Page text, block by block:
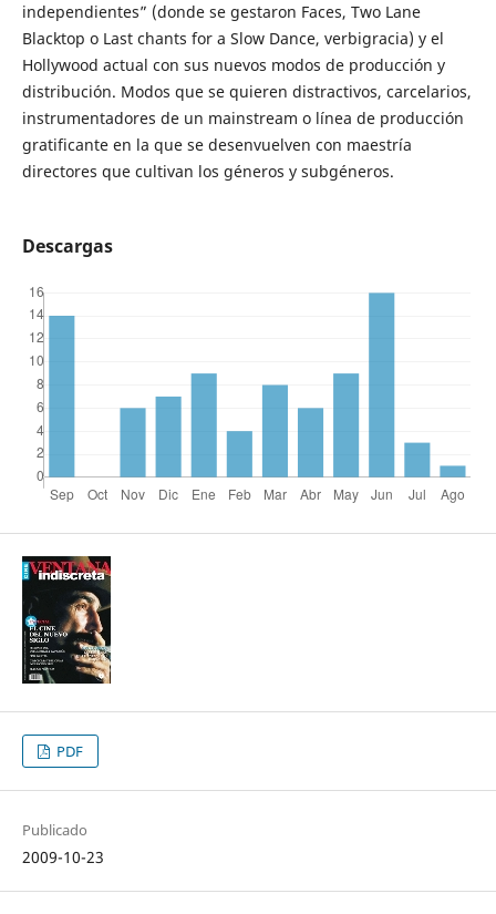
independientes” (donde se gestaron Faces, Two Lane
Blacktop o Last chants for a Slow Dance, verbigracia) y el
Hollywood actual con sus nuevos modos de producción y
distribución. Modos que se quieren distractivos, carcelarios,
instrumentadores de un mainstream o línea de producción
gratificante en la que se desenvuelven con maestría
directores que cultivan los géneros y subgéneros.
Descargas
PDF
Publicado
2009-10-23